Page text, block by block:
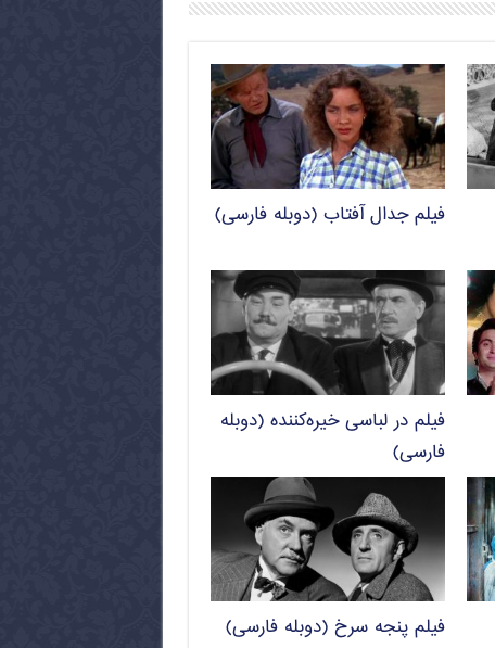
فیلم جدال آفتاب (دوبله فارسی)
فیلم در لباسی خیره‌کننده (دوبله
فارسی)
فیلم پنجه سرخ (دوبله فارسی)